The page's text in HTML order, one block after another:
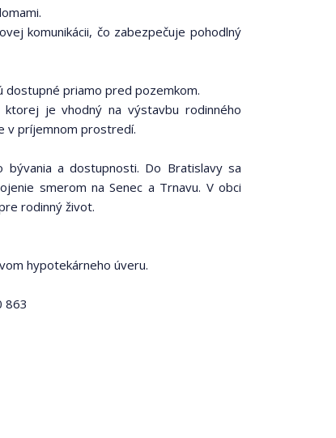
komunikácii, čo zabezpečuje pohodlný
dostupné priamo pred pozemkom.
ktorej je vhodný na výstavbu rodinného
v príjemnom prostredí.
bývania a dostupnosti. Do Bratislavy sa
smerom na Senec a Trnavu. V obci
rodinný život.
hypotekárneho úveru.
863